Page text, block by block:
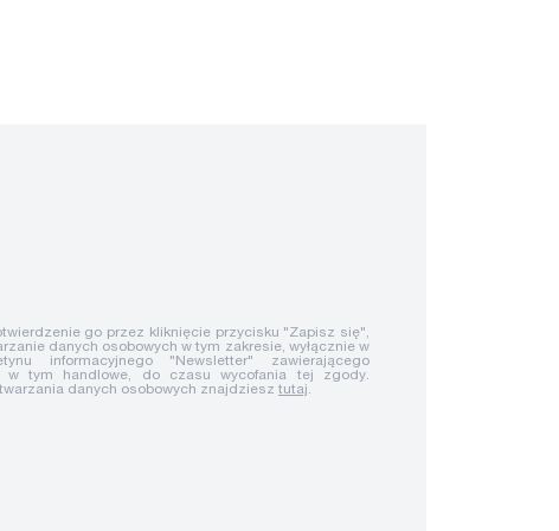
go przez kliknięcie przycisku "Zapisz się",
danych osobowych w tym zakresie, wyłącznie w
informacyjnego "Newsletter" zawierającego
w tym handlowe, do czasu wycofania tej zgody.
danych osobowych znajdziesz tutaj.